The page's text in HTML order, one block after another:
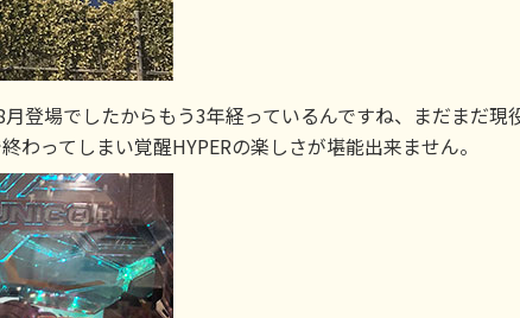
登場でしたからもう3年経っているんですね、まだまだ現
わってしまい覚醒HYPERの楽しさが堪能出来ません。